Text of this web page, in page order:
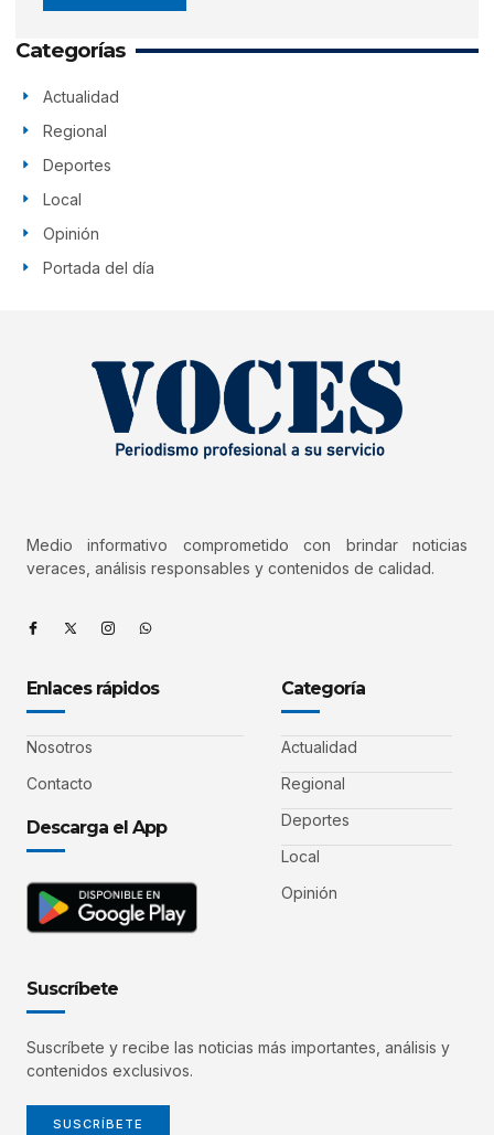
Categorías
Actualidad
Regional
Deportes
Local
Opinión
Portada del día
Medio informativo comprometido con brindar noticias
veraces, análisis responsables y contenidos de calidad.
Enlaces rápidos
Nosotros
Contacto
Descarga el App
Categoría
Actualidad
Regional
Deportes
Local
Opinión
Suscríbete
Suscríbete y recibe las noticias más importantes, análisis y
contenidos exclusivos.
SUSCRÍBETE